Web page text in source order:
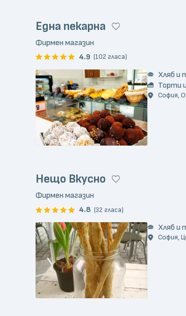
Една пекарна
Фирмен магазин
4.9 (102 гласа)
Хляб и
Торти
София,
Нещо Вкусно
Фирмен магазин
4.8 (32 гласа)
Хляб и
София,